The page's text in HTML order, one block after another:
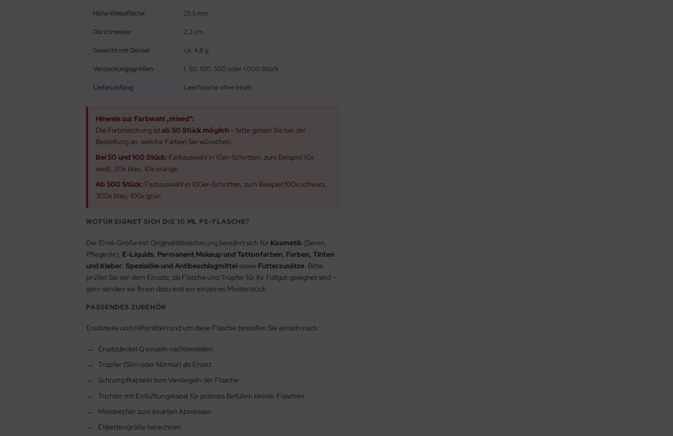
Höhe Klebefläche 25,5 mm
Durchmesser 2,3 cm
Gewicht mit Deckel ca. 4,8 g
Verpackungsgrößen 1, 50, 100, 500 oder 1.000 Stück
Lieferumfang Leerflasche ohne Inhalt
Hinweis zur Farbwahl „mixed“:
Die Farbmischung istab 50 Stück möglich – bitte geben Sie bei der
Bestellung an, welche Farben Sie wünschen.
Bei 50 und 100 Stück: Farbauswahl in 10er-Schritten, zum Beispiel 10x
weiß, 20x blau, 10x orange.
Ab 500 Stück: Farbauswahl in 100er-Schritten, zum Beispiel 100x schwarz,
300x blau, 100x grün.
WOFÜR EIGNET SICH DIE 10 ML PE-FLASCHE?
Die 10 ml-Größe mit Originalitätssicherung bewährt sich für Kosmetik (Seren,
Pflegeöle), E-Liquids, Permanent Makeup und Tattoofarben, Farben, Tinten
und Kleber, Spezialöle und Antibeschlagmittelsowie Futterzusätze. Bitte
prüfen Sie vor dem Einsatz, ob Flasche und Tropfer für Ihr Füllgut geeignet sind –
gern senden wir Ihnen dazu erst ein einzelnes Musterstück.
PASSENDES ZUBEHÖR
Ersatzteile und Hilfsmittel rund um diese Flasche bestellen Sie einzeln nach:
Ersatzdeckel Q einzeln nachbestellen
Tropfer (Slim oder Normal) als Ersatz
Schrumpfkapseln zum Versiegeln der Flasche
Trichter mit Entlüftungskanal für präzises Befüllen kleiner Flaschen
Messbecher zum exakten Abmessen
Etikettengröße berechnen